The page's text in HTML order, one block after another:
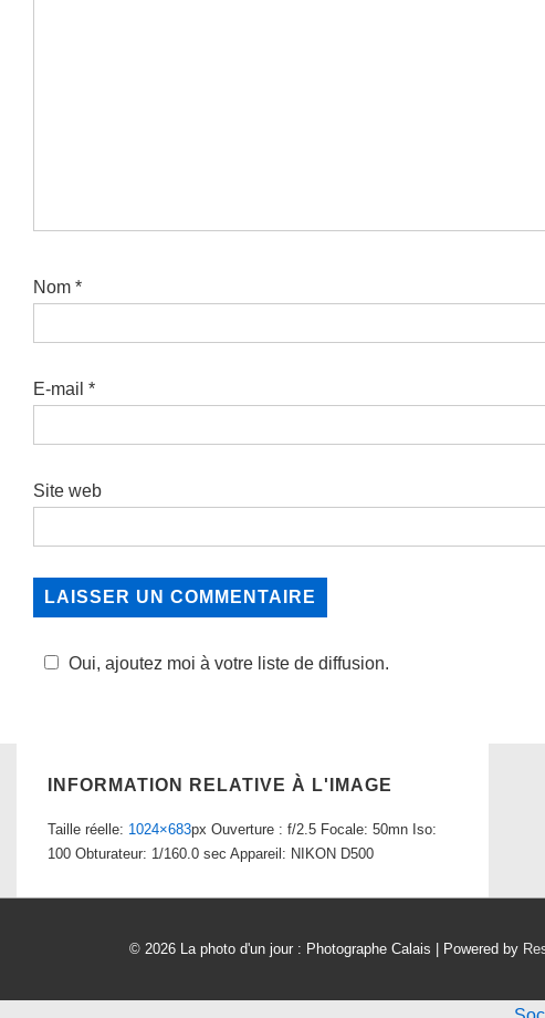
Nom *
E-mail *
Site web
Oui, ajoutez moi à votre liste de diffusion.
INFORMATION RELATIVE À L'IMAGE
Taille réelle: 1024×683px Ouverture : f/2.5 Focale: 50mn Iso:
100 Obturateur: 1/160.0 sec Appareil: NIKON D500
© 2026 La photo d'un jour : Photographe Calais | Powered by